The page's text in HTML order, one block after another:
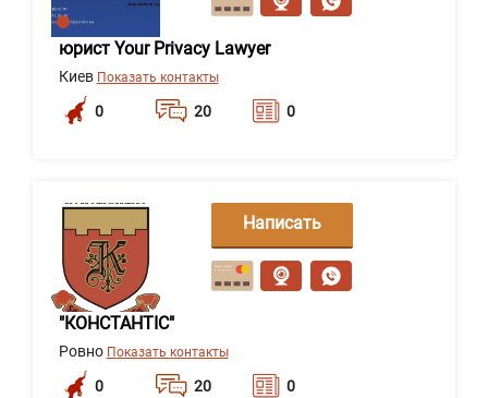
юрист Your Privacy Lawyer
Киев Показать контакты
0 20 0
"КОНСТАНТІС"
Ровно Показать контакты
0 20 0
Написать
сообщение